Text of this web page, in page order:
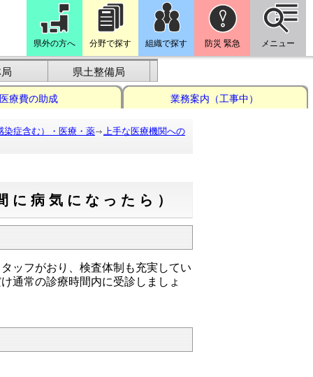
県外の方へ 分野で探す 組織で探す 防災 緊急 メニュー
県土整備局
医療費の助成 業務案内（工事中）
染症含む）・医療・薬
上手な医療機関への
に病気になったら）
ッフがおり、検査体制も充実してい
通常の診療時間内に受診しましょ